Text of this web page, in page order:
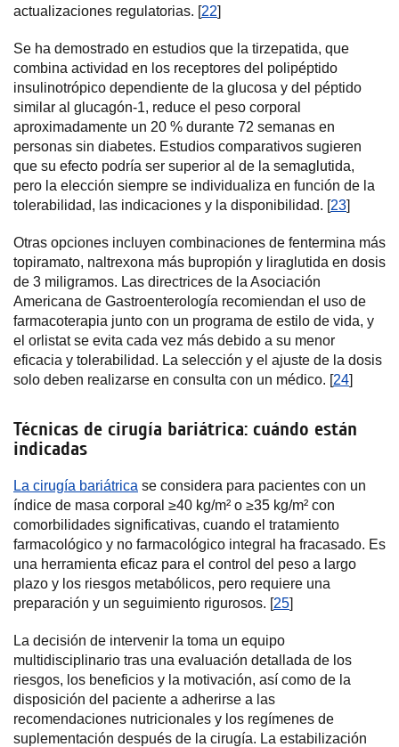
actualizaciones regulatorias. [22]
Se ha demostrado en estudios que la tirzepatida, que
combina actividad en los receptores del polipéptido
insulinotrópico dependiente de la glucosa y del péptido
similar al glucagón-1, reduce el peso corporal
aproximadamente un 20 % durante 72 semanas en
personas sin diabetes. Estudios comparativos sugieren
que su efecto podría ser superior al de la semaglutida,
pero la elección siempre se individualiza en función de la
tolerabilidad, las indicaciones y la disponibilidad. [23]
Otras opciones incluyen combinaciones de fentermina más
topiramato, naltrexona más bupropión y liraglutida en dosis
de 3 miligramos. Las directrices de la Asociación
Americana de Gastroenterología recomiendan el uso de
farmacoterapia junto con un programa de estilo de vida, y
el orlistat se evita cada vez más debido a su menor
eficacia y tolerabilidad. La selección y el ajuste de la dosis
solo deben realizarse en consulta con un médico. [24]
Técnicas de cirugía bariátrica: cuándo están
indicadas
La cirugía bariátrica se considera para pacientes con un
índice de masa corporal ≥40 kg/m² o ≥35 kg/m² con
comorbilidades significativas, cuando el tratamiento
farmacológico y no farmacológico integral ha fracasado. Es
una herramienta eficaz para el control del peso a largo
plazo y los riesgos metabólicos, pero requiere una
preparación y un seguimiento rigurosos. [25]
La decisión de intervenir la toma un equipo
multidisciplinario tras una evaluación detallada de los
riesgos, los beneficios y la motivación, así como de la
disposición del paciente a adherirse a las
recomendaciones nutricionales y los regímenes de
suplementación después de la cirugía. La estabilización